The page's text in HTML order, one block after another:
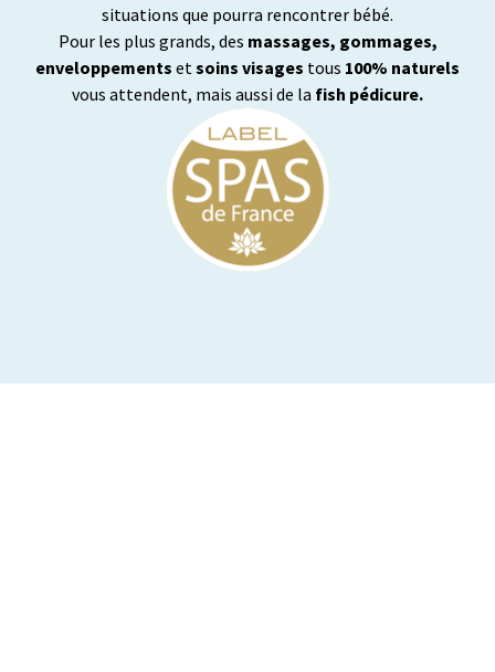
situations que pourra rencontrer bébé.
Pour les plus grands, des massages, gommages,
enveloppements et soins visages tous 100% naturels
vous attendent, mais aussi de la fish pédicure.